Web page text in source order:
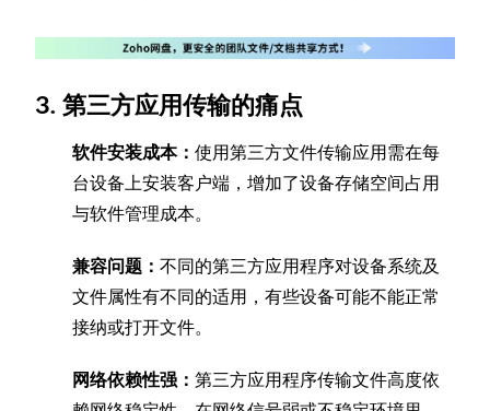
3. 第三方应用传输的痛点
软件安装成本：使用第三方文件传输应用需在每
台设备上安装客户端，增加了设备存储空间占用
与软件管理成本。
兼容问题：不同的第三方应用程序对设备系统及
文件属性有不同的适用，有些设备可能不能正常
接纳或打开文件。
网络依赖性强：第三方应用程序传输文件高度依